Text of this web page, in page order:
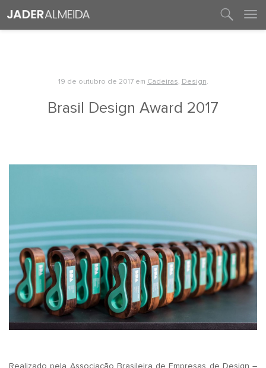
19 de outubro de 2017 em Cadeiras, Design.
Brasil Design Award 2017
Realizado pela Associação Brasileira de Empresas de Design –